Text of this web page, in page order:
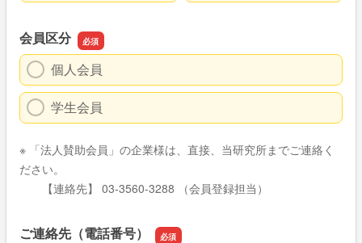
会員区分
個人会員
学生会員
※ 「法人賛助会員」の企業様は、直接、当研究所までご連絡く
ださい。
【連絡先】 03-3560-3288 （会員登録担当）
ご連絡先（電話番号）